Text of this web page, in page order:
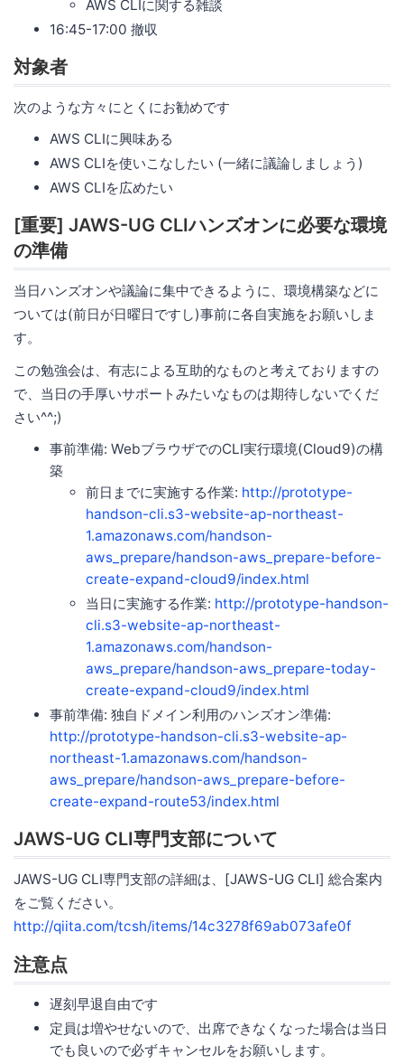
AWS CLIに関する雑談
16:45-17:00 撤収
対象者
次のような方々にとくにお勧めです
AWS CLIに興味ある
AWS CLIを使いこなしたい (一緒に議論しましょう)
AWS CLIを広めたい
[重要] JAWS-UG CLIハンズオンに必要な環境
の準備
当日ハンズオンや議論に集中できるように、環境構築などに
ついては(前日が日曜日ですし)事前に各自実施をお願いしま
す。
この勉強会は、有志による互助的なものと考えておりますの
で、当日の手厚いサポートみたいなものは期待しないでくだ
さい^^;)
事前準備: WebブラウザでのCLI実行環境(Cloud9)の構
築
前日までに実施する作業: http://prototype-
handson-cli.s3-website-ap-northeast-
1.amazonaws.com/handson-
aws_prepare/handson-aws_prepare-before-
create-expand-cloud9/index.html
当日に実施する作業: http://prototype-handson-
cli.s3-website-ap-northeast-
1.amazonaws.com/handson-
aws_prepare/handson-aws_prepare-today-
create-expand-cloud9/index.html
事前準備: 独自ドメイン利用のハンズオン準備:
http://prototype-handson-cli.s3-website-ap-
northeast-1.amazonaws.com/handson-
aws_prepare/handson-aws_prepare-before-
create-expand-route53/index.html
JAWS-UG CLI専門支部について
JAWS-UG CLI専門支部の詳細は、[JAWS-UG CLI] 総合案内
をご覧ください。
http://qiita.com/tcsh/items/14c3278f69ab073afe0f
注意点
遅刻早退自由です
定員は増やせないので、出席できなくなった場合は当日
でも良いので必ずキャンセルをお願いします。